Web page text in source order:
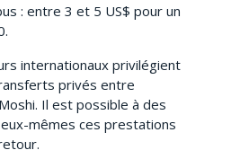
: entre 3 et 5 US$ pour un
internationaux privilégient
privés entre
Il est possible à des
mêmes ces prestations